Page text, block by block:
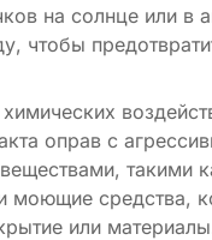
на солнце или в
чтобы
оправ с
такими
моющие средства,
или